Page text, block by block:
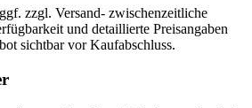
zzgl. Versand- zwischenzeitliche
und detaillierte Preisangaben
sichtbar vor Kaufabschluss.